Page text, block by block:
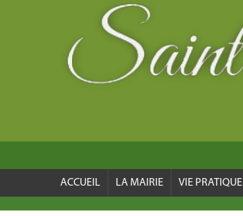
ACCUEIL LA MAIRIE VIE PRATIQUE